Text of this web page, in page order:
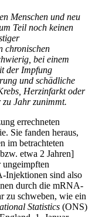
Menschen und neu
Teil noch keinen
chronischen
bei einem
der Impfung
und schädliche
Herzinfarkt oder
Jahr zunimmt.
errechneten
Sie fanden heraus,
im betrachteten
etwa 2 Jahren]
Injektionen sind also
durch die mRNA-
zu schweben, wie ein
Statistics (ONS)